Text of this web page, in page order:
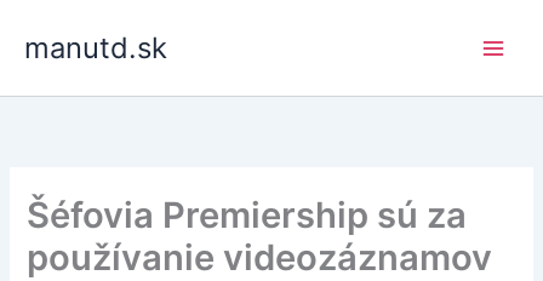
manutd.sk
Šéfovia Premiership sú za
používanie videozáznamov